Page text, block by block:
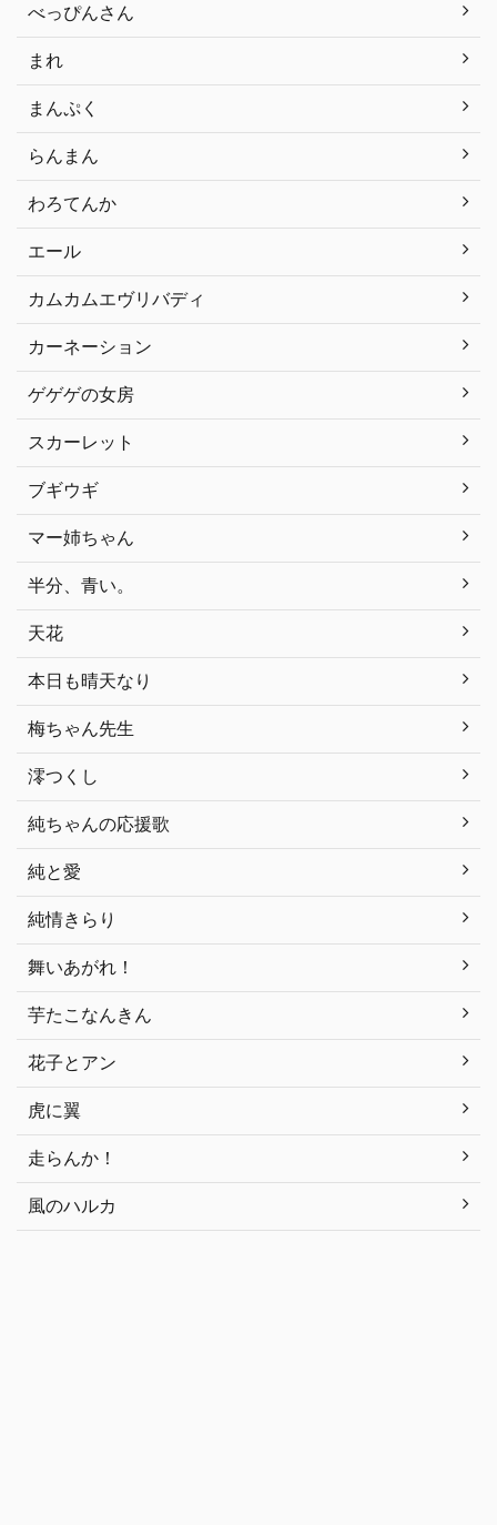
べっぴんさん
まれ
まんぷく
らんまん
わろてんか
エール
カムカムエヴリバディ
カーネーション
ゲゲゲの女房
スカーレット
ブギウギ
マー姉ちゃん
半分、青い。
天花
本日も晴天なり
梅ちゃん先生
澪つくし
純ちゃんの応援歌
純と愛
純情きらり
舞いあがれ！
芋たこなんきん
花子とアン
虎に翼
走らんか！
風のハルカ